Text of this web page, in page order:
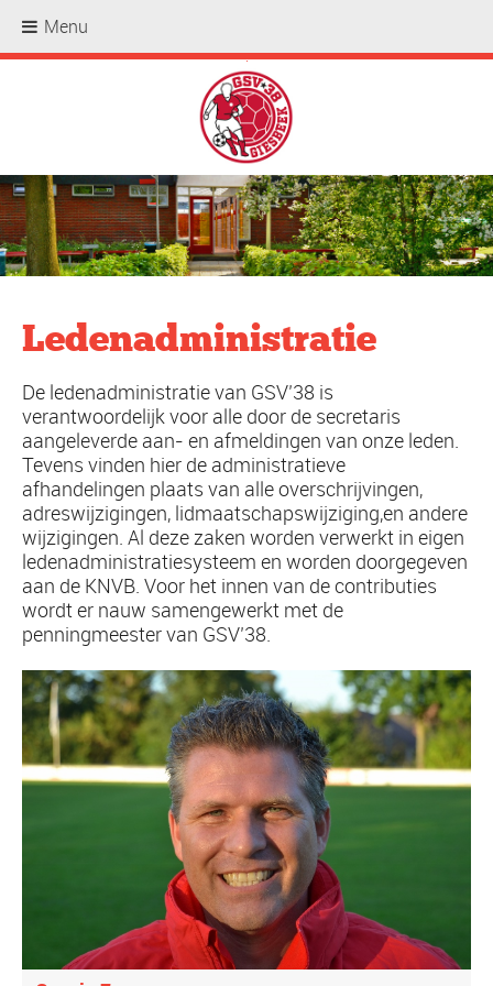
.
Ledenadministratie
De ledenadministratie van GSV’38 is
verantwoordelijk voor alle door de secretaris
aangeleverde aan- en afmeldingen van onze leden.
Tevens vinden hier de administratieve
afhandelingen plaats van alle overschrijvingen,
adreswijzigingen, lidmaatschapswijziging,en andere
wijzigingen. Al deze zaken worden verwerkt in eigen
ledenadministratiesysteem en worden doorgegeven
aan de KNVB. Voor het innen van de contributies
wordt er nauw samengewerkt met de
penningmeester van GSV’38.
Menu